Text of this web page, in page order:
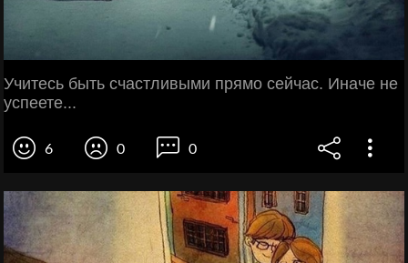
Учитесь быть счастливыми прямо сейчас. Иначе не
успеете...
6 0 0